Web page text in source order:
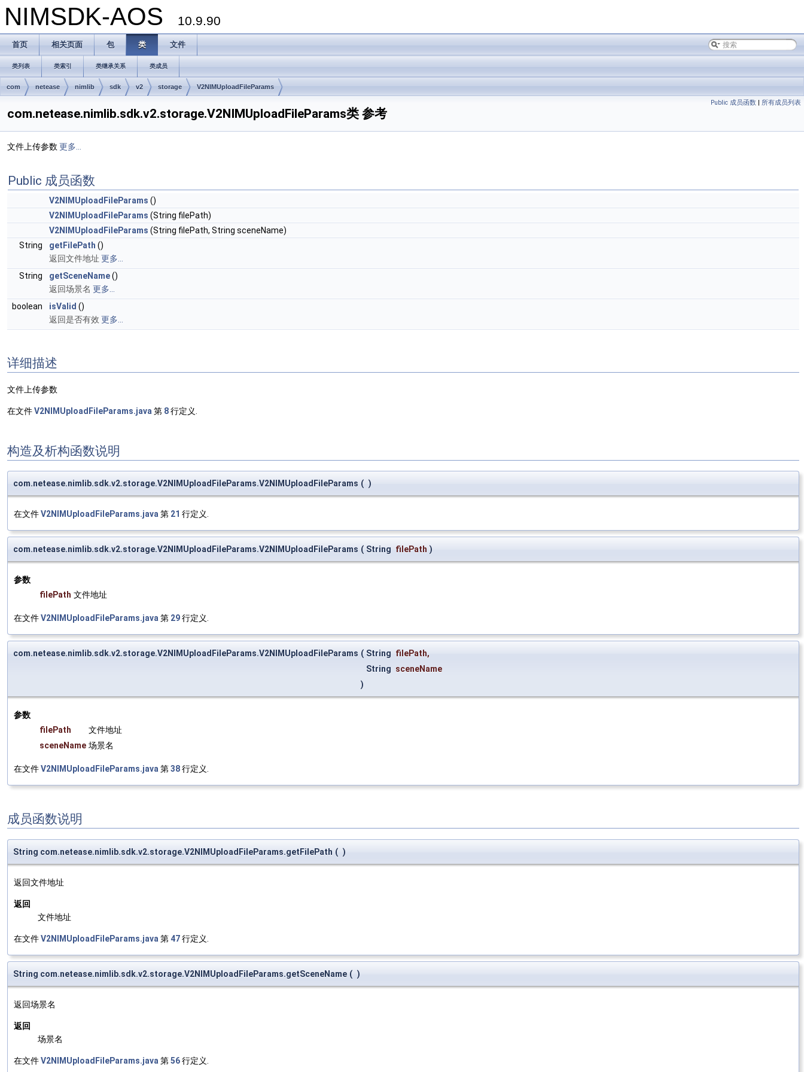
NIMSDK-AOS 10.9.90
首页 相关页面 包 类 文件
类列表 类索引 类继承关系 类成员
com netease nimlib sdk v2 storage V2NIMUploadFileParams
Public 成员函数 | 所有成员列表
com.netease.nimlib.sdk.v2.storage.V2NIMUploadFileParams类 参考
文件上传参数 更多...
Public 成员函数
V2NIMUploadFileParams ()
V2NIMUploadFileParams (String filePath)
V2NIMUploadFileParams (String filePath, String sceneName)
String
getFilePath ()
返回文件地址 更多...
String
getSceneName()
返回场景名 更多...
boolean
isValid ()
返回是否有效 更多...
详细描述
文件上传参数
在文件V2NIMUploadFileParams.java 第 8行定义.
构造及析构函数说明
com.netease.nimlib.sdk.v2.storage.V2NIMUploadFileParams.V2NIMUploadFileParams ( )
在文件V2NIMUploadFileParams.java第 21 行定义.
com.netease.nimlib.sdk.v2.storage.V2NIMUploadFileParams.V2NIMUploadFileParams ( String filePath )
参数
filePath 文件地址
在文件V2NIMUploadFileParams.java第 29行定义.
com.netease.nimlib.sdk.v2.storage.V2NIMUploadFileParams.V2NIMUploadFileParams ( String filePath,
String sceneName
)
参数
filePath
文件地址
sceneName 场景名
在文件V2NIMUploadFileParams.java第38行定义.
成员函数说明
String com.netease.nimlib.sdk.v2.storage.V2NIMUploadFileParams.getFilePath ( )
返回文件地址
返回
文件地址
在文件V2NIMUploadFileParams.java 第 47行定义.
String com.netease.nimlib.sdk.v2.storage.V2NIMUploadFileParams.getSceneName ( )
返回场景名
返回
场景名
在文件V2NIMUploadFileParams.java 第56行定义.